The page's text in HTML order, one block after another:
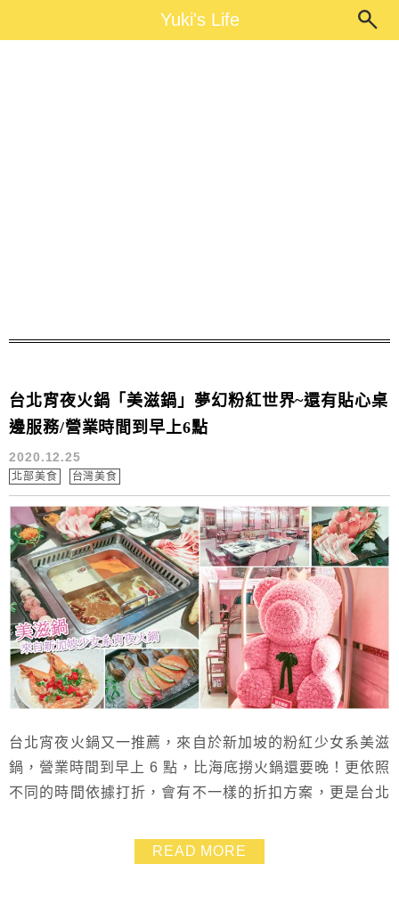
Yuki's LifeYuki's Life
台北宵夜火鍋「美滋鍋」夢幻粉紅世界~還有貼心桌
邊服務/營業時間到早上6點
2020.12.25
北部美食 台灣美食
台北宵夜火鍋又一推薦，來自於新加坡的粉紅少女系美滋
鍋，營業時間到早上 6 點，比海底撈火鍋還要晚！更依照
不同的時間依據打折，會有不一樣的折扣方案，更是台北
擁有著服務完善的桌邊服務，店內還有提供小朋友的遊戲
READ MORE